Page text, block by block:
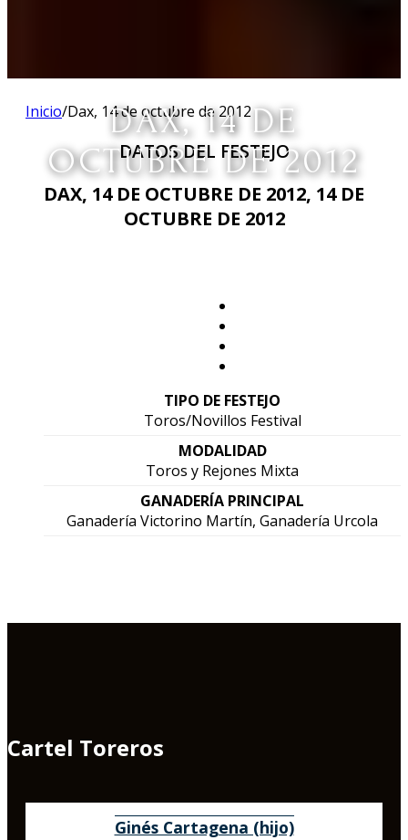
DAX, 14 DE
OCTUBRE DE 2012
Inicio/Dax, 14 de octubre de 2012
DATOS DEL FESTEJO
DAX, 14 DE OCTUBRE DE 2012, 14 DE
OCTUBRE DE 2012
TIPO DE FESTEJO
Toros/Novillos Festival
MODALIDAD
Toros y Rejones Mixta
GANADERÍA PRINCIPAL
Ganadería Victorino Martín, Ganadería Urcola
Cartel Toreros
Ginés Cartagena (hijo)